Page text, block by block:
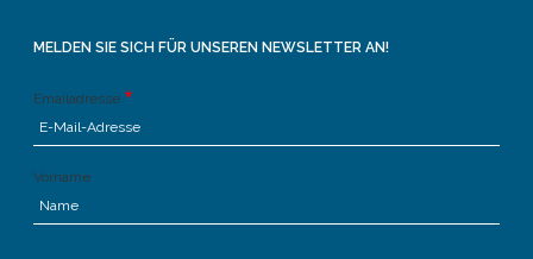
MELDEN SIE SICH FÜR UNSEREN NEWSLETTER AN!
Emailadresse
Vorname